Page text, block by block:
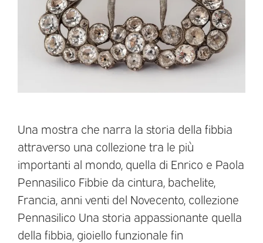
Una mostra che narra la storia della fibbia
attraverso una collezione tra le più
importanti al mondo, quella di Enrico e Paola
Pennasilico Fibbie da cintura, bachelite,
Francia, anni venti del Novecento, collezione
Pennasilico Una storia appassionante quella
della fibbia, gioiello funzionale fin